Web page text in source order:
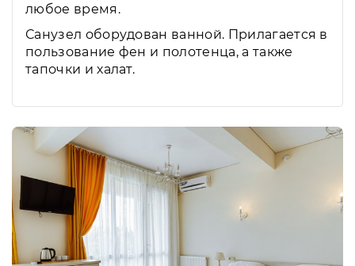
любое время.
Санузел оборудован ванной. Прилагается в
пользование фен и полотенца, а также
тапочки и халат.